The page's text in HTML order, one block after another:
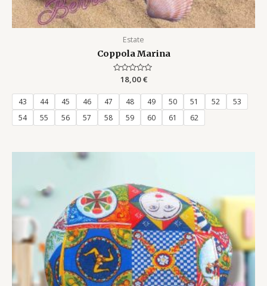
Estate
Coppola Marina
Rated
out
18,00€
43 44 45 46 47 48 49 50 51 52
53
54
55 56 57 58 59 60 61 62